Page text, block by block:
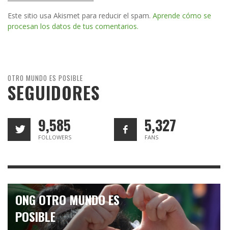
Este sitio usa Akismet para reducir el spam. Aprende cómo se
procesan los datos de tus comentarios.
OTRO MUNDO ES POSIBLE
SEGUIDORES
9,585
FOLLOWERS
5,327
FANS
ONG OTRO MUNDO ES
POSIBLE